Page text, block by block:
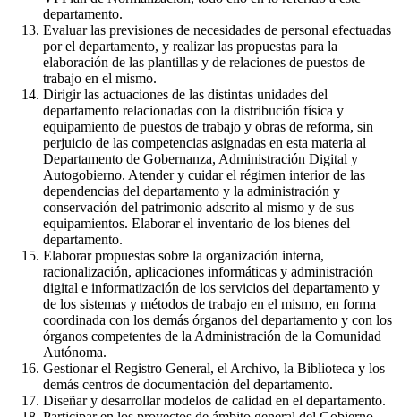
departamento.
Evaluar las previsiones de necesidades de personal efectuadas
por el departamento, y realizar las propuestas para la
elaboración de las plantillas y de relaciones de puestos de
trabajo en el mismo.
Dirigir las actuaciones de las distintas unidades del
departamento relacionadas con la distribución física y
equipamiento de puestos de trabajo y obras de reforma, sin
perjuicio de las competencias asignadas en esta materia al
Departamento de Gobernanza, Administración Digital y
Autogobierno. Atender y cuidar el régimen interior de las
dependencias del departamento y la administración y
conservación del patrimonio adscrito al mismo y de sus
equipamientos. Elaborar el inventario de los bienes del
departamento.
Elaborar propuestas sobre la organización interna,
racionalización, aplicaciones informáticas y administración
digital e informatización de los servicios del departamento y
de los sistemas y métodos de trabajo en el mismo, en forma
coordinada con los demás órganos del departamento y con los
órganos competentes de la Administración de la Comunidad
Autónoma.
Gestionar el Registro General, el Archivo, la Biblioteca y los
demás centros de documentación del departamento.
Diseñar y desarrollar modelos de calidad en el departamento.